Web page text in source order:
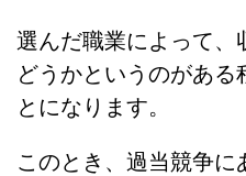
選んだ職業によって、
どうかというのがある
とになります。
このとき、過当競争